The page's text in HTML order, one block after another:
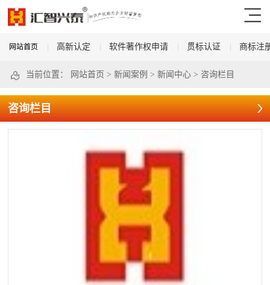
网站首页 高新认定 软件著作权申请 贯标认证 商标注
当前位置： 网站首页 > 新闻案例 > 新闻中心> 咨询栏目
咨询栏目